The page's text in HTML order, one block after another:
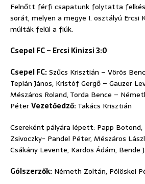
Felnőtt férfi csapatunk folytatta
sorát, melyen a megye I. osztályú Ercsi
múlták felül a fiúk.
Csepel FC – Ercsi Kinizsi 3:0
Csepel FC:Szűcs Krisztián – Vörös
Teplán János, Kristóf Gergő – Gauzer
Mészáros Roland, Torda Bence –
PéterVezetőedző:Takács Krisztián
Csereként pályára lépett: Papp Botond,
Zsivoczky- Pandel Péter, Mészáros
Csákány Levente, Kardos Ádám, Bende
Gólszerzők: Németh Zoltán, Pölöskei